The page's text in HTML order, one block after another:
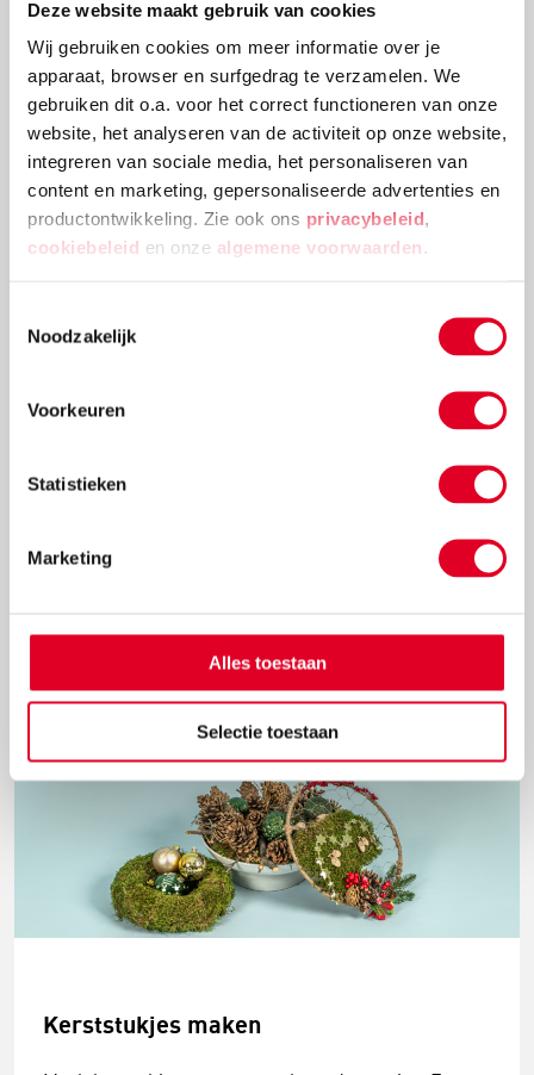
Deze website maakt gebruik van cookies
Wij gebruiken cookies om meer informatie over je
apparaat, browser en surfgedrag te verzamelen. We
gebruiken dit o.a. voor het correct functioneren van onze
website, het analyseren van de activiteit op onze website,
integreren van sociale media, het personaliseren van
content en marketing, gepersonaliseerde advertenties en
productontwikkeling. Zie ook ons privacybeleid,
cookiebeleid en onze algemene voorwaarden .
Noodzakelijk
Voorkeuren
Statistieken
Marketing
Alles toestaan
Selectie toestaan
Deze kerstballenboom is een echte eyecatcher! Plak
verschillende groottes van kerstballen en
versieringen aan elkaar tot deze mooie
kerstballenboom ontstaat!
Lees meer
Kerststukjes maken